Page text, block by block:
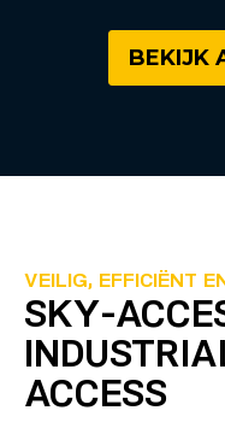
BEKIJK
VEILIG, EFFICIËNT
SKY-
ACCESS